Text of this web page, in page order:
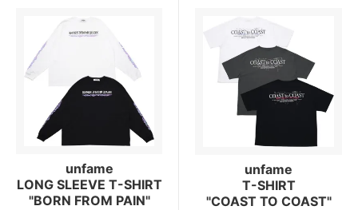
unfame
LONG SLEEVE T-SHIRT
"BORN FROM PAIN"
unfame
T-SHIRT
"COAST TO COAST"